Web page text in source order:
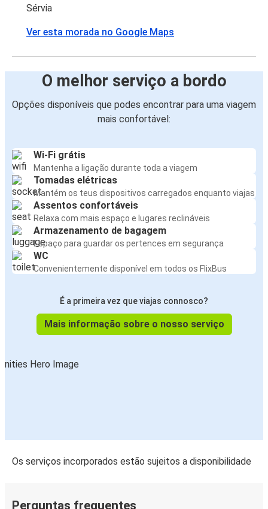
Sérvia
Ver esta morada no Google Maps
O melhor serviço a bordo
Opções disponíveis que podes encontrar para uma viagem
mais confortável:
Wi-Fi grátis
Mantenha a ligação durante toda a viagem
Tomadas elétricas
Mantém os teus dispositivos carregados enquanto viajas
Assentos confortáveis
Relaxa com mais espaço e lugares reclináveis
Armazenamento de bagagem
Espaço para guardar os pertences em segurança
WC
Convenientemente disponível em todos os FlixBus
É a primeira vez que viajas connosco?
Mais informação sobre o nosso serviço
Os serviços incorporados estão sujeitos a disponibilidade
Perguntas frequentes